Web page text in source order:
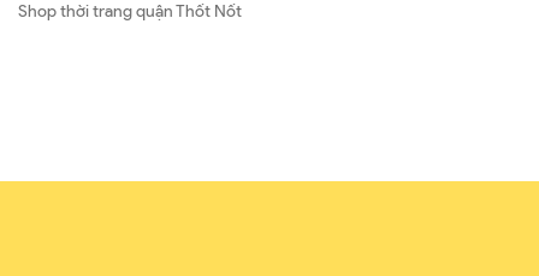
Shop thời trang quận Thốt Nốt